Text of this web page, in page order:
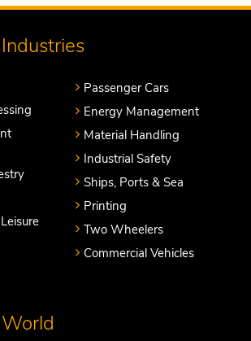
Passenger Cars
Energy Management
Material Handling
Industrial Safety
Ships, Ports & Sea
Printing
Two Wheelers
Commercial Vehicles